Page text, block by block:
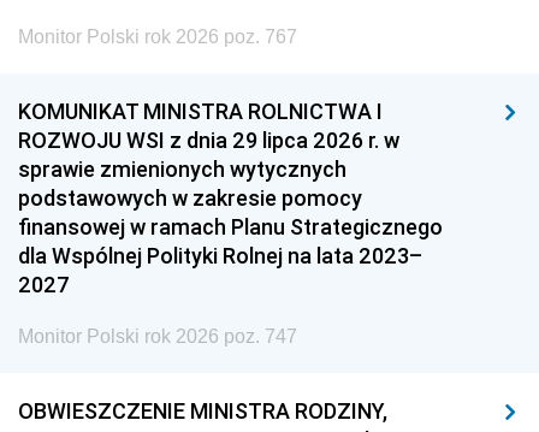
Monitor Polski rok 2026 poz. 767
KOMUNIKAT MINISTRA ROLNICTWA I
ROZWOJU WSI z dnia 29 lipca 2026 r. w
sprawie zmienionych wytycznych
podstawowych w zakresie pomocy
finansowej w ramach Planu Strategicznego
dla Wspólnej Polityki Rolnej na lata 2023–
2027
Monitor Polski rok 2026 poz. 747
OBWIESZCZENIE MINISTRA RODZINY,